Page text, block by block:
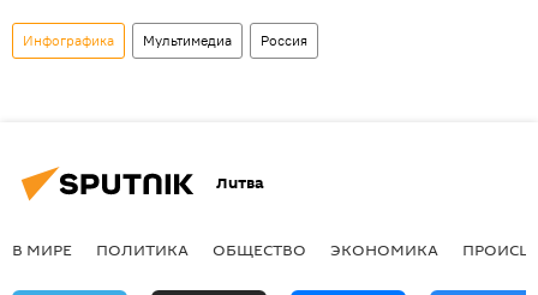
Инфографика Мультимедиа Россия
Литва
В МИРЕ ПОЛИТИКА ОБЩЕСТВО ЭКОНОМИКА